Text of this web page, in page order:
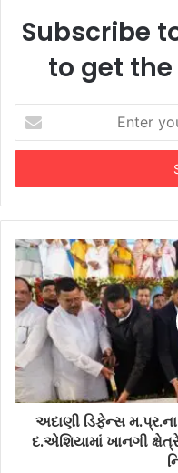
Subscribe
to get
your
Email
અદાણી ડિફેન્સ
દ.એશિયામાં ખાનગી